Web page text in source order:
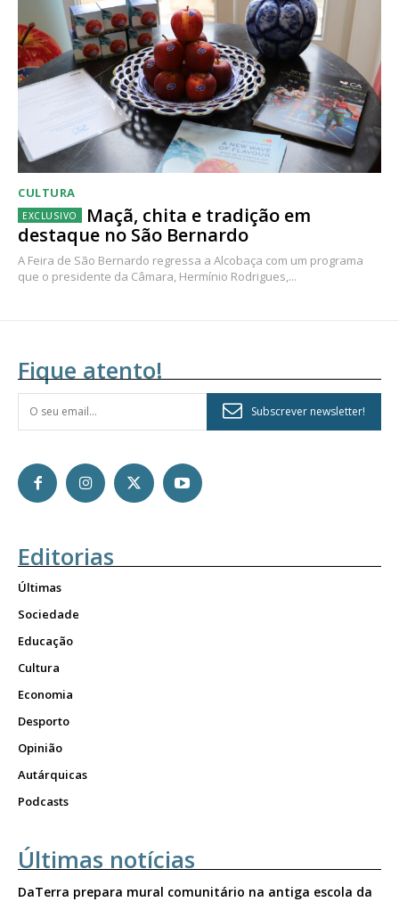
CULTURA
Maçã, chita e tradição em
destaque no São Bernardo
A Feira de São Bernardo regressa a Alcobaça com um programa
que o presidente da Câmara, Hermínio Rodrigues,...
Fique atento!
Subscrever newsletter!
Editorias
Últimas
Sociedade
Educação
Cultura
Economia
Desporto
Opinião
Autárquicas
Podcasts
Últimas notícias
DaTerra prepara mural comunitário na antiga escola da